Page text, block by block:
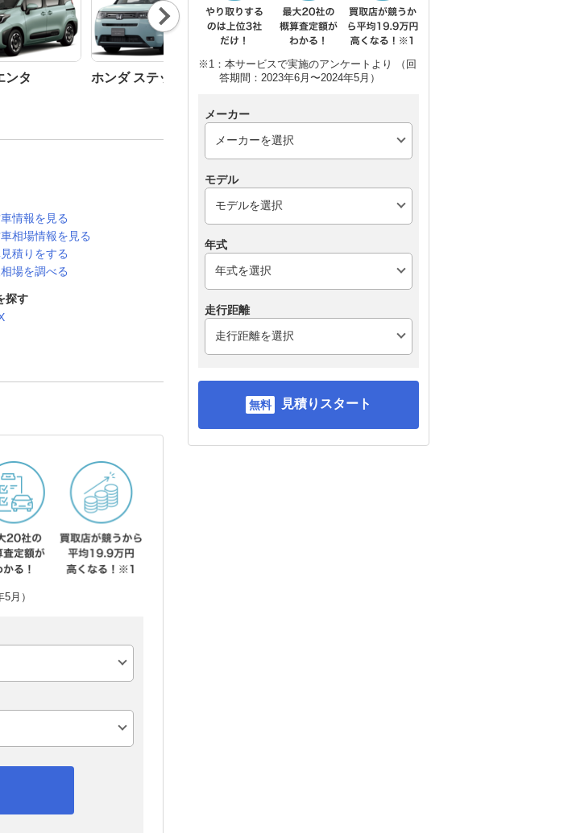
ンタ ホンダ ステップワゴン 日産 エルグランド
Nex
t
情報を見る
相場情報を見る
積りをする
場を調べる
探す
月）
※1：本サービスで実施のアンケートより （回
答期間：2023年6月〜2024年5月）
メーカー
モデル
年式
走行距離
見積りスタート